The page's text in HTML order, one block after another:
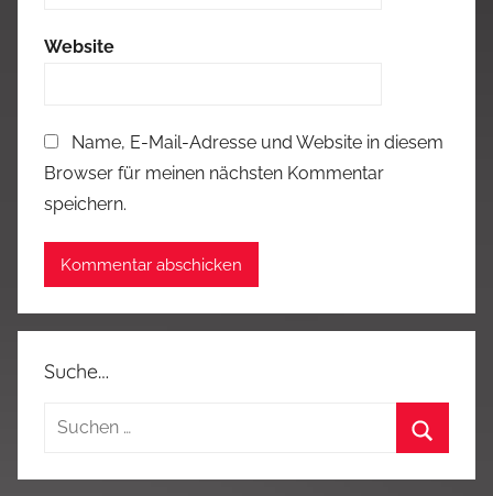
Website
Name, E-Mail-Adresse und Website in diesem
Browser für meinen nächsten Kommentar
speichern.
Suche…
Suchen